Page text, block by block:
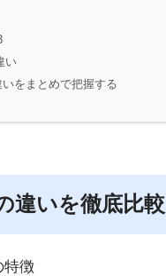
い
をまとめで把握する
違いを徹底比較
特徴